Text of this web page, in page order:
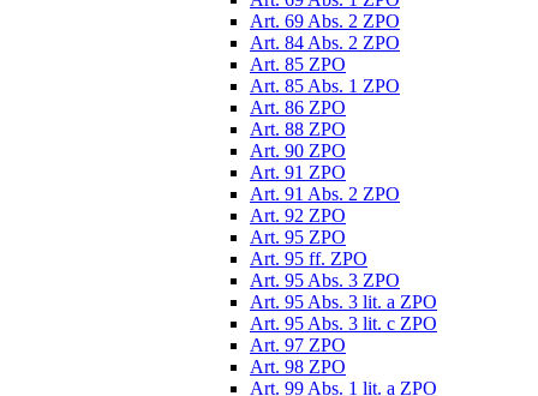
Art. 69 Abs. 2 ZPO
Art. 84 Abs. 2 ZPO
Art. 85 ZPO
Art. 85 Abs. 1 ZPO
Art. 86 ZPO
Art. 88 ZPO
Art. 90 ZPO
Art. 91 ZPO
Art. 91 Abs. 2 ZPO
Art. 92 ZPO
Art. 95 ZPO
Art. 95 ff. ZPO
Art. 95 Abs. 3 ZPO
Art. 95 Abs. 3 lit. a ZPO
Art. 95 Abs. 3 lit. c ZPO
Art. 97 ZPO
Art. 98 ZPO
Art. 99 Abs. 1 lit. a ZPO